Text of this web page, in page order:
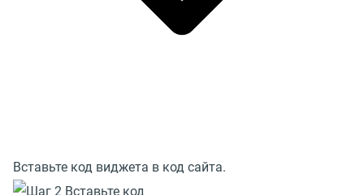
Вставьте код виджета в код сайта.